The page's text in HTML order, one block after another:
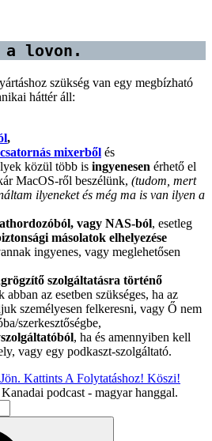
lovon.
szükség van egy megbízható
háttér áll:
,
mixerből és
közül több is ingyenesen érhető el
MacOS-ről beszélünk, (tudom, mert
ilyeneket és még ma is van ilyen a
vagy NAS-ból, esetleg
másolatok elhelyezése
ingyenes, vagy meglehetősen
szolgáltatásra történő
abban az esetben szükséges, ha az
személyesen felkeresni, vagy Ő nem
szerkesztőségbe,
, ha és amennyiben kell
vagy egy podkaszt-szolgáltató.
Kattints A Folytatáshoz! Köszi!